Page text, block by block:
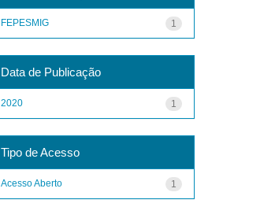
1
FEPESMIG
Data de Publicação
1
2020
Tipo de Acesso
1
Acesso Aberto